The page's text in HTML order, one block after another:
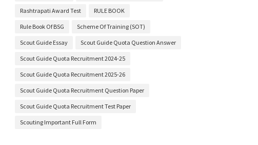
Rashtrapati Award Test RULE BOOK
Rule Book Of BSG Scheme Of Training (SOT)
Scout Guide Essay Scout Guide Quota Question Answer
Scout Guide Quota Recruitment 2024-25
Scout Guide Quota Recruitment 2025-26
Scout Guide Quota Recruitment Question Paper
Scout Guide Quota Recruitment Test Paper
Scouting Important Full Form